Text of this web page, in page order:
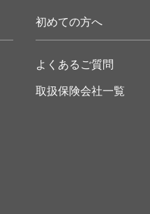
初めての方へ
よくあるご質問
取扱保険会社一覧